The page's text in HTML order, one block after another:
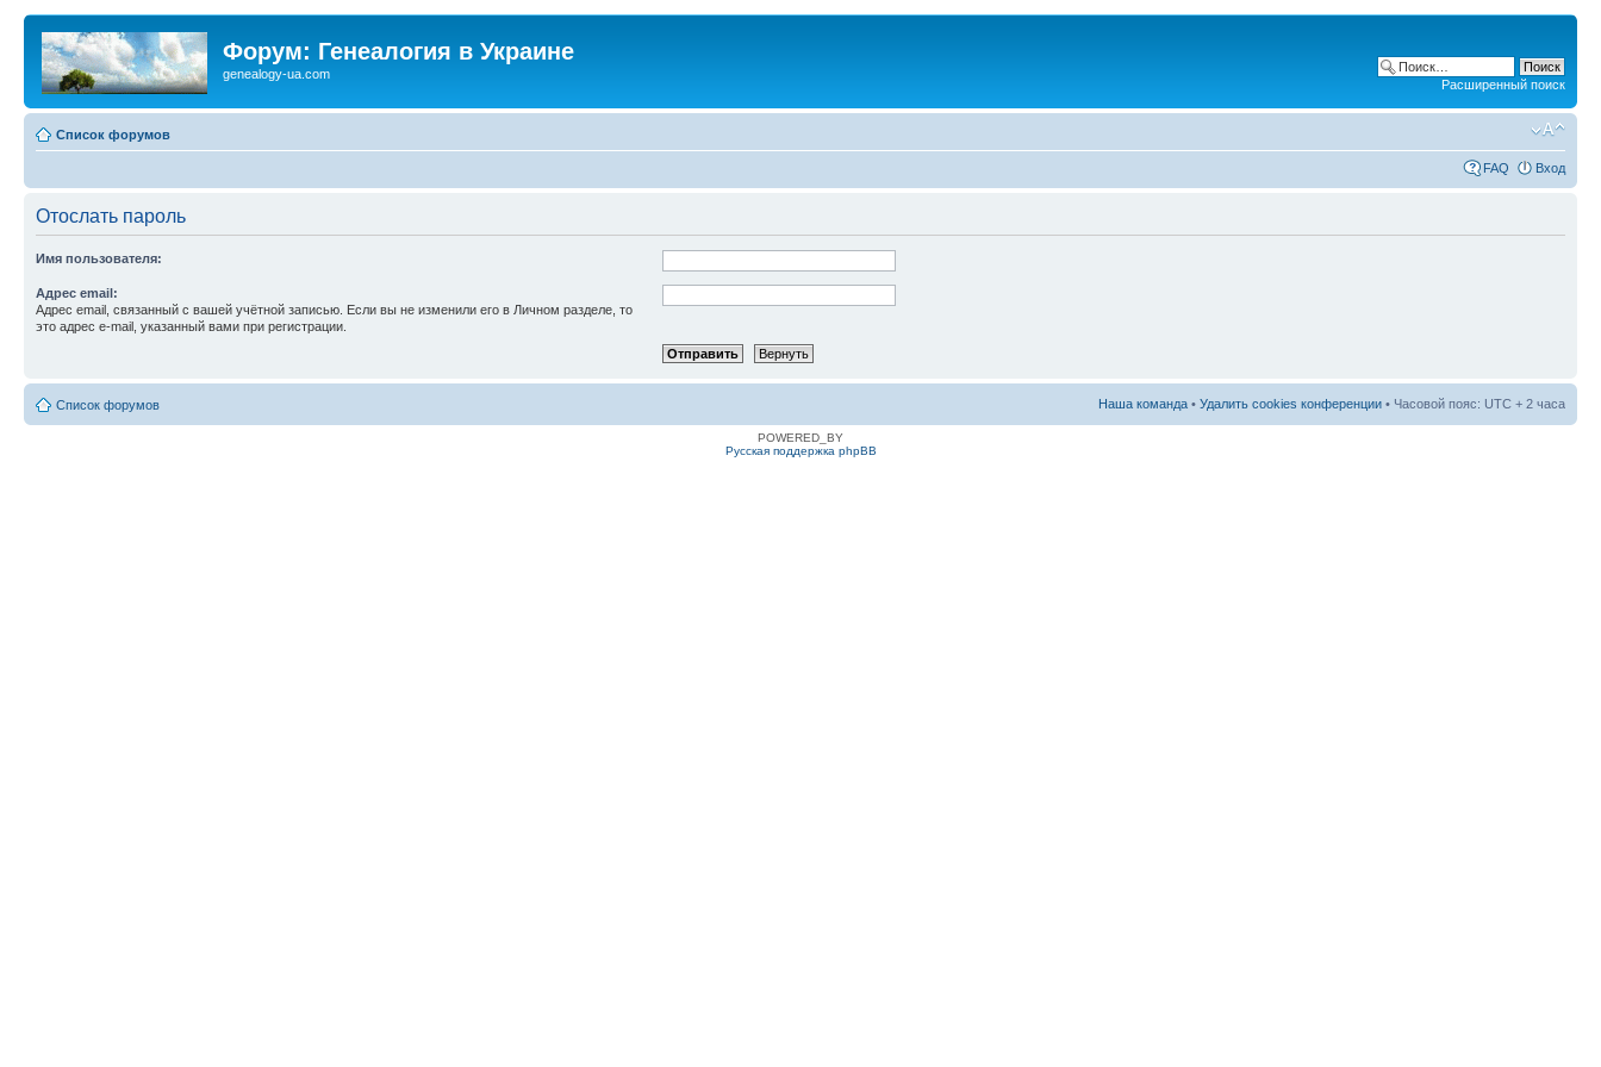
Форум: Генеалогия в Украине
genealogy-ua.com
Расширенный поиск
Список форумов
FAQ Вход
Отослать пароль
Имя пользователя:
Адрес email:
Адрес email, связанный с вашей учётной записью. Если вы не изменили его в Личном разделе, то
это адрес e-mail, указанный вами при регистрации.
Список форумов Наша команда • Удалить cookies конференции • Часовой пояс: UTC + 2 часа
POWERED_BY
Русская поддержка phpBB